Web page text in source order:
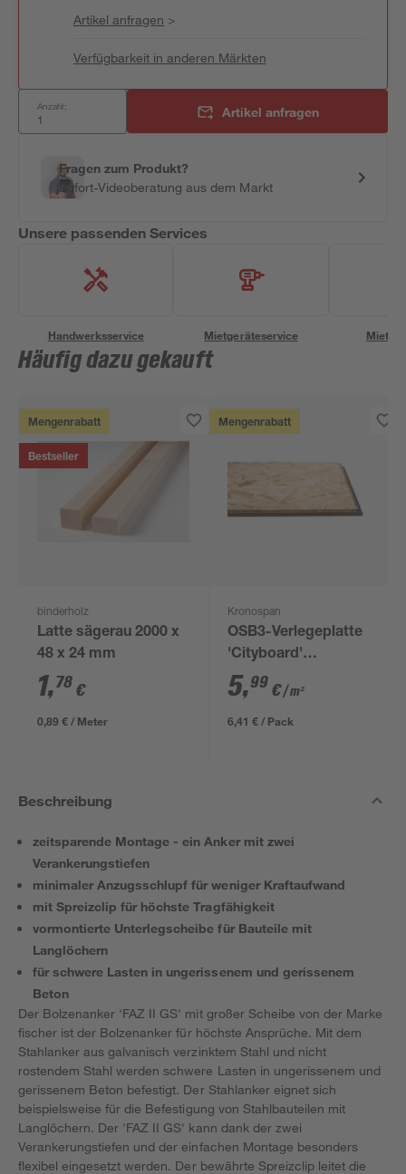
Artikel anfragen >
Verfügbarkeit in anderen Märkten
Anzahl: Artikel anfragen
Fragen zum Produkt?
Sofort-Videoberatung aus dem Markt
Unsere passenden Services
Handwerksservice Mietgeräteservice
Häufig dazu gekauft
Mengenrabatt
Bestseller
binderholz
Latte sägerau 2000 x
48 x 24 mm
1,78 €
0,89 € / Meter
Mengenrabatt
Kronospan
OSB3-Verlegeplatte
'Cityboard'
ungeschliffen 1690 x
634 x 12 mm
5,99 €/ m²
6,41 € / Pack
Beschreibung
zeitsparende Montage - ein Anker mit zwei
Verankerungstiefen
minimaler Anzugsschlupf für weniger Kraftaufwand
mit Spreizclip für höchste Tragfähigkeit
vormontierte Unterlegscheibe für Bauteile mit
Langlöchern
für schwere Lasten in ungerissenem und gerissenem
Beton
Der Bolzenanker 'FAZ II GS' mit großer Scheibe von der Marke
fischer ist der Bolzenanker für höchste Ansprüche. Mit dem
Stahlanker aus galvanisch verzinktem Stahl und nicht
rostendem Stahl werden schwere Lasten in ungerissenem und
gerissenem Beton befestigt. Der Stahlanker eignet sich
beispielsweise für die Befestigung von Stahlbauteilen mit
Langlöchern. Der 'FAZ II GS' kann dank der zwei
Verankerungstiefen und der einfachen Montage besonders
flexibel eingesetzt werden. Der bewährte Spreizclip leitet die